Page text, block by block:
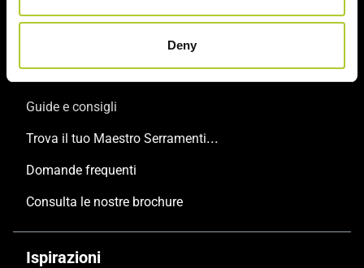
Deny
Il tuo progetto
Guide e consigli
Trova il tuo Maestro Serramentista Domal
Domande frequenti
Consulta le nostre brochure
Ispirazioni